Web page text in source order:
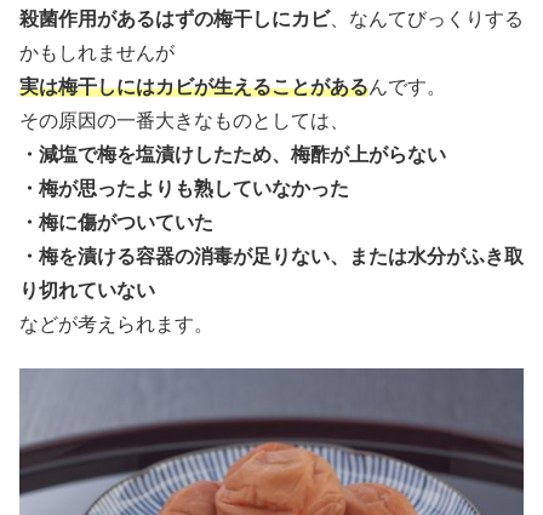
殺菌作用があるはずの梅干しにカビ、なんてびっくりする
かもしれませんが
実は梅干しにはカビが生えることがあるんです。
その原因の一番大きなものとしては、
・減塩で梅を塩漬けしたため、梅酢が上がらない
・梅が思ったよりも熟していなかった
・梅に傷がついていた
・梅を漬ける容器の消毒が足りない、または水分がふき取
り切れていない
などが考えられます。